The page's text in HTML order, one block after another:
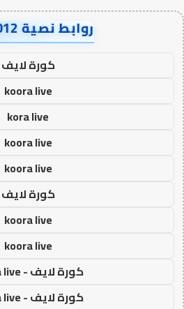
روابط نصية AA18012
كورة لايف
koora live
kora live
koora live
koora live
كورة لايف
koora live
koora live
كورة لايف - koora live
كورة لايف - koora live